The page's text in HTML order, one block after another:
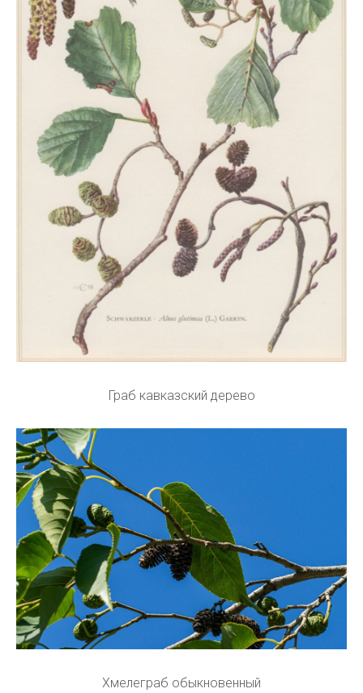
Граб кавказский дерево
Хмелеграб обыкновенный